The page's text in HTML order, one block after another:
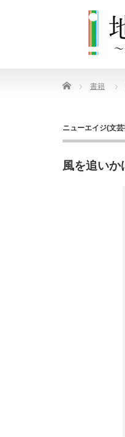
Home 書籍
ニューエイジ(文芸
風を追いか